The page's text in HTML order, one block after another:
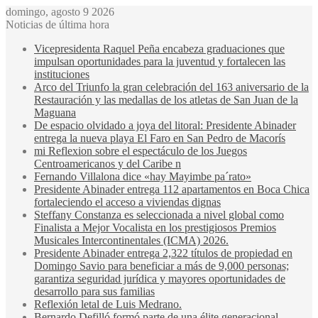
domingo, agosto 9 2026
Noticias de última hora
Vicepresidenta Raquel Peña encabeza graduaciones que
impulsan oportunidades para la juventud y fortalecen las
instituciones
Arco del Triunfo la gran celebración del 163 aniversario de la
Restauración y las medallas de los atletas de San Juan de la
Maguana
De espacio olvidado a joya del litoral: Presidente Abinader
entrega la nueva playa El Faro en San Pedro de Macorís
mi Reflexion sobre el espectáculo de los Juegos
Centroamericanos y del Caribe n
Fernando Villalona dice «hay Mayimbe pa´rato»
Presidente Abinader entrega 112 apartamentos en Boca Chica
fortaleciendo el acceso a viviendas dignas
Steffany Constanza es seleccionada a nivel global como
Finalista a Mejor Vocalista en los prestigiosos Premios
Musicales Intercontinentales (ICMA) 2026.
Presidente Abinader entrega 2,322 títulos de propiedad en
Domingo Savio para beneficiar a más de 9,000 personas;
garantiza seguridad jurídica y mayores oportunidades de
desarrollo para sus familias
Reflexión letal de Luis Medrano.